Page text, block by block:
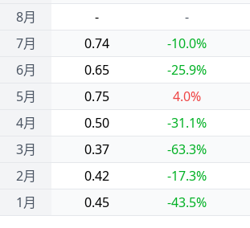
8月
7月
6月
5月
4月
3月
2月
1月
-
-
0.74
-10.0%
0.65
-25.9%
0.75
4.0%
0.50
-31.1%
0.37
-63.3%
0.42
-17.3%
0.45
-43.5%